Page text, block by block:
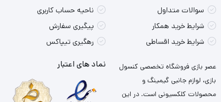
سوالات متداول
شرایط خرید همکار
شرایط خرید اقساطی
ناحیه حساب کاربری
پیگیری سفارش
رهگیری تیپاکس
عصر بازی فروشگاه تخصصی کنسول
بازی، لوازم جانبی گیمینگ و
محصولات کلکسیونی است. در این
نماد های اعتبار